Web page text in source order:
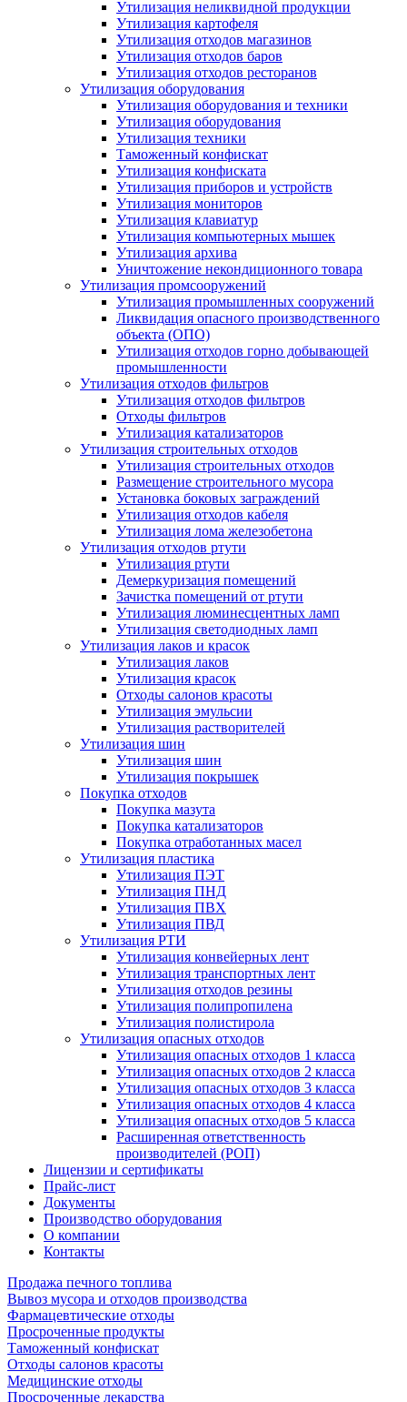
Утилизация неликвидной продукции
Утилизация картофеля
Утилизация отходов магазинов
Утилизация отходов баров
Утилизация отходов ресторанов
Утилизация оборудования
Утилизация оборудования и техники
Утилизация оборудования
Утилизация техники
Таможенный конфискат
Утилизация конфиската
Утилизация приборов и устройств
Утилизация мониторов
Утилизация клавиатур
Утилизация компьютерных мышек
Утилизация архива
Уничтожение некондиционного товара
Утилизация промсооружений
Утилизация промышленных сооружений
Ликвидация опасного производственного
объекта (ОПО)
Утилизация отходов горно добывающей
промышленности
Утилизация отходов фильтров
Утилизация отходов фильтров
Отходы фильтров
Утилизация катализаторов
Утилизация строительных отходов
Утилизация строительных отходов
Размещение строительного мусора
Установка боковых заграждений
Утилизация отходов кабеля
Утилизация лома железобетона
Утилизация отходов ртути
Утилизация ртути
Демеркуризация помещений
Зачистка помещений от ртути
Утилизация люминесцентных ламп
Утилизация светодиодных ламп
Утилизация лаков и красок
Утилизация лаков
Утилизация красок
Отходы салонов красоты
Утилизация эмульсии
Утилизация растворителей
Утилизация шин
Утилизация шин
Утилизация покрышек
Покупка отходов
Покупка мазута
Покупка катализаторов
Покупка отработанных масел
Утилизация пластика
Утилизация ПЭТ
Утилизация ПНД
Утилизация ПВХ
Утилизация ПВД
Утилизация РТИ
Утилизация конвейерных лент
Утилизация транспортных лент
Утилизация отходов резины
Утилизация полипропилена
Утилизация полистирола
Утилизация опасных отходов
Утилизация опасных отходов 1 класса
Утилизация опасных отходов 2 класса
Утилизация опасных отходов 3 класса
Утилизация опасных отходов 4 класса
Утилизация опасных отходов 5 класса
Расширенная ответственность
производителей (РОП)
Лицензии и сертификаты
Прайс-лист
Документы
Производство оборудования
О компании
Контакты
Продажа печного топлива
Вывоз мусора и отходов производства
Фармацевтические отходы
Просроченные продукты
Таможенный конфискат
Отходы салонов красоты
Медицинские отходы
Просроченные лекарства